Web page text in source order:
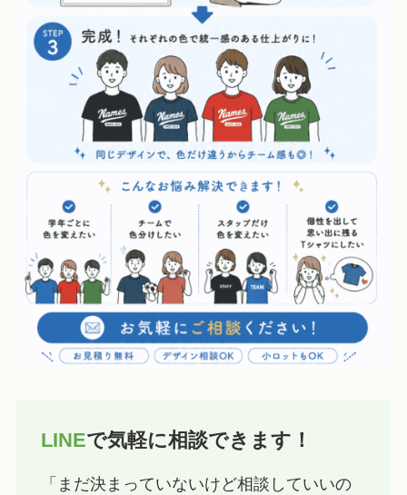
LINEで気軽に相談できます！
「まだ決まっていないけど相談していいの